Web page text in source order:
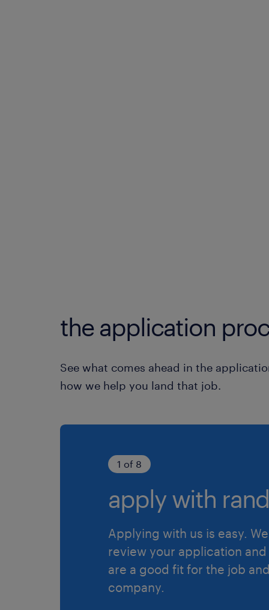
the application
See what comes ahead in the
how we help you land that job.
1 of 8
apply with
Applying with us is easy.
review your application and
are a good fit for the job
company.